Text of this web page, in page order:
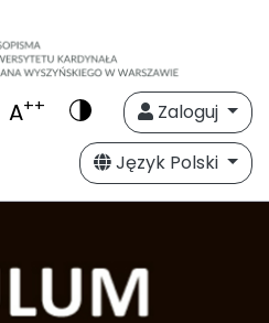
A++
Zaloguj
Język Polski